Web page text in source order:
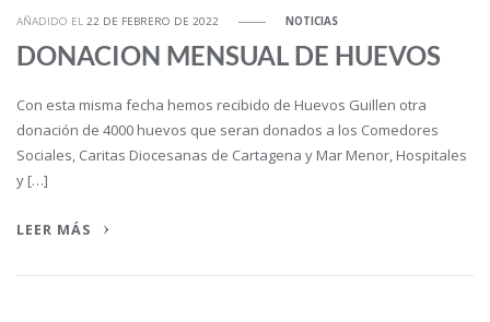
AÑADIDO EL22 DE FEBRERO DE 2022 NOTICIAS
DONACION MENSUAL DE HUEVOS
Con esta misma fecha hemos recibido de Huevos Guillen otra
donación de 4000 huevos que seran donados a los Comedores
Sociales, Caritas Diocesanas de Cartagena y Mar Menor, Hospitales
y […]
LEER MÁS